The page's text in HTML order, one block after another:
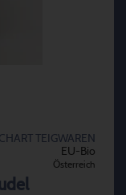
TEIGWAREN
EU-Bio
Österreich